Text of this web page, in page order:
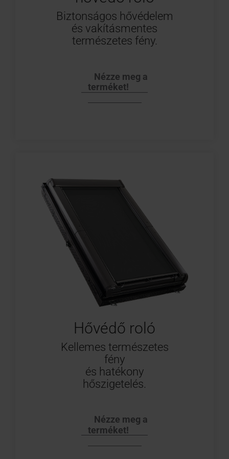
Biztonságos hővédelem
és vakításmentes
természetes fény.
Nézze meg a
terméket!
Hővédő roló
Kellemes természetes
fény
és hatékony
hőszigetelés.
Nézze meg a
terméket!